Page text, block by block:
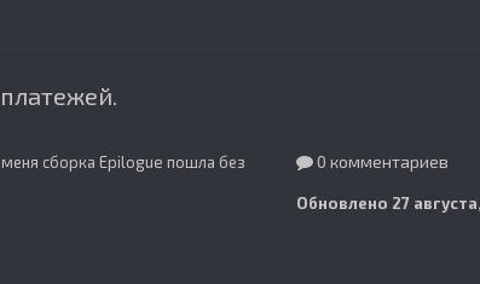
меня сборка Epilogue пошла без
0 комментариев
Обновлено 27